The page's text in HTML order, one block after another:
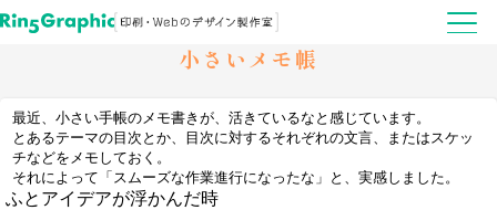
小さいメモ帳
最近、小さい手帳のメモ書きが、活きているなと感じています。
とあるテーマの目次とか、目次に対するそれぞれの文言、またはスケッ
チなどをメモしておく。
それによって「スムーズな作業進行になったな」と、実感しました。
ふとアイデアが浮かんだ時